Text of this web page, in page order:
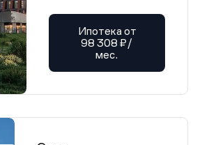
Ипотека от
98 308 ₽/
мес.